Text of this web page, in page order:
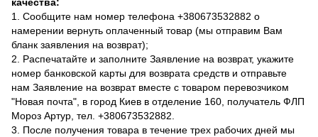
1. Сообщите нам номер телефона +380673532882 о
намерении вернуть оплаченный товар (мы отправим Вам
бланк заявления на возврат);
2. Распечатайте и заполните Заявление на возврат, укажите
номер банковской карты для возврата средств и отправьте
нам Заявление на возврат вместе с товаром перевозчиком
"Новая почта", в город Киев в отделение 160, получатель ФЛП
Мороз Артур, тел. +380673532882.
3. После получения товара в течение трех рабочих дней мы